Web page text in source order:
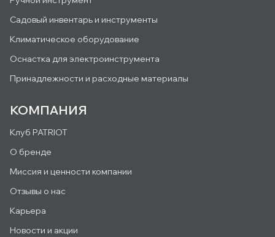
Садовый инвентарь и инструменты
Климатическое оборудование
Оснастка для электроинструмента
Принадлежности и расходные материалы
КОМПАНИЯ
Клуб PATRIOT
О бренде
Миссия и ценности компании
Отзывы о нас
Карьера
Новости и акции